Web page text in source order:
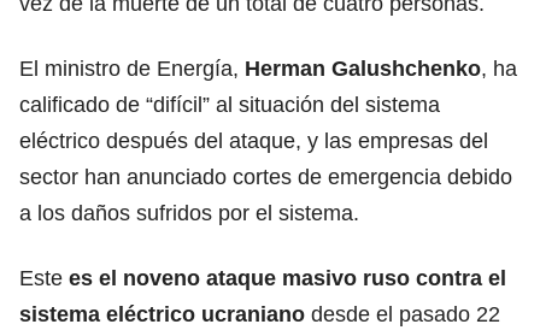
El ministro de Energía, Herman Galushchenko, ha
calificado de “difícil” al situación del sistema
eléctrico después del ataque, y las empresas del
sector han anunciado cortes de emergencia debido
a los daños sufridos por el sistema.
Este es el noveno ataque masivo ruso contra el
sistema eléctrico ucraniano desde el pasado 22